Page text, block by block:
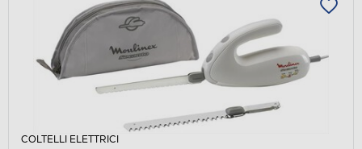
COLTELLI ELETTRICI